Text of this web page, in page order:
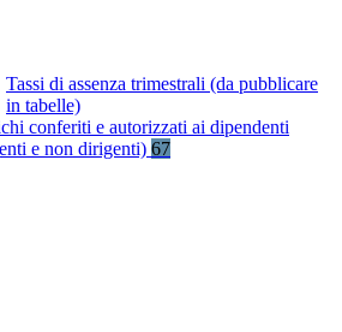
Tassi di assenza trimestrali (da pubblicare
in tabelle)
conferiti e autorizzati ai dipendenti
e non dirigenti) 67